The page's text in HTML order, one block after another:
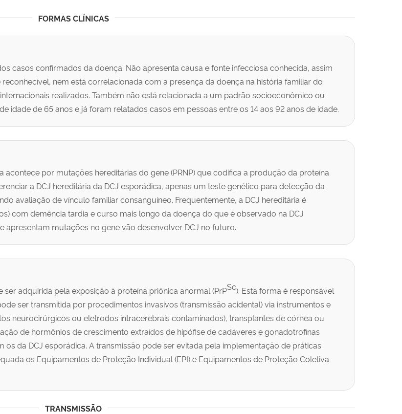
FORMAS CLÍNICAS
casos confirmados da doença. Não apresenta causa e fonte infecciosa conhecida, assim
nem está correlacionada com a presença da doença na história familiar do
realizados. Também não está relacionada a um padrão socioeconômico ou
idade de 65 anos e já foram relatados casos em pessoas entre os 14 aos 92 anos de idade.
acontece por mutações hereditárias do gene (PRNP) que codifica a produção da proteína
a DCJ hereditária da DCJ esporádica, apenas um teste genético para detecção da
avaliação de vínculo familiar consanguíneo. Frequentemente, a DCJ hereditária é
com demência tardia e curso mais longo da doença do que é observado na DCJ
apresentam mutações no gene vão desenvolver DCJ no futuro.
adquirida pela exposição à proteína priônica anormal (PrPSc). Esta forma é responsável
ser transmitida por procedimentos invasivos (transmissão acidental) via instrumentos e
neurocirúrgicos ou eletrodos intracerebrais contaminados), transplantes de córnea ou
de hormônios de crescimento extraídos de hipófise de cadáveres e gonadotrofinas
os da DCJ esporádica. A transmissão pode ser evitada pela implementação de práticas
os Equipamentos de Proteção Individual (EPI) e Equipamentos de Proteção Coletiva
TRANSMISSÃO